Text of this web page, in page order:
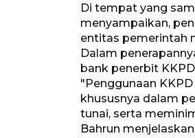
Di tempat yang
menyampaikan,
entitas pemerintah
Dalam
bank penerbit
"Penggunaan
khususnya dalam
tunai, serta
Bahrun